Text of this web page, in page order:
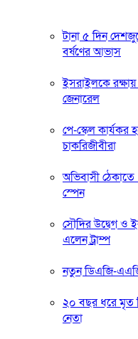
টানা ৫ দিন
বর্ষণের আভাস
ইসরাইলকে রক্ষায়
জেনারেল
পে-স্কেল কার্যকর
চাকরিজীবীরা
অভিবাসী
স্পেন
সৌদির উদ্বেগ ও
এলেন ট্রাম্প
নতুন ডিএজি-
২০ বছর ধরে মৃত
নেতা